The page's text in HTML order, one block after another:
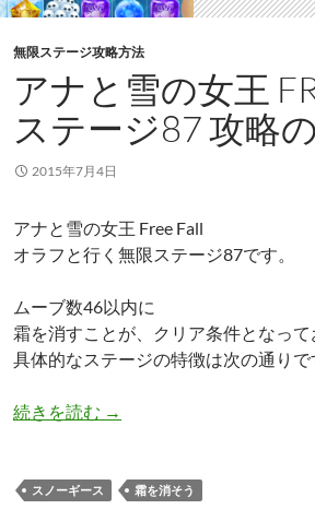
無限ステージ攻略方法
アナと雪の女王
ステージ87 攻略
2015年7月4日
アナと雪の女王 Free Fall
オラフと行く無限ステージ87です。
ムーブ数46以内に
霜を消すことが、クリア条件となって
具体的なステージの特徴は次の通りで
続きを読む アナと雪の女王 Free Fall
→
スノーギース 霜を消そう